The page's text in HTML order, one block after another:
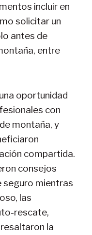
incluir en
solicitar un
antes de
entre
oportunidad
con
montaña, y
compartida.
consejos
seguro mientras
las
rescate,
la